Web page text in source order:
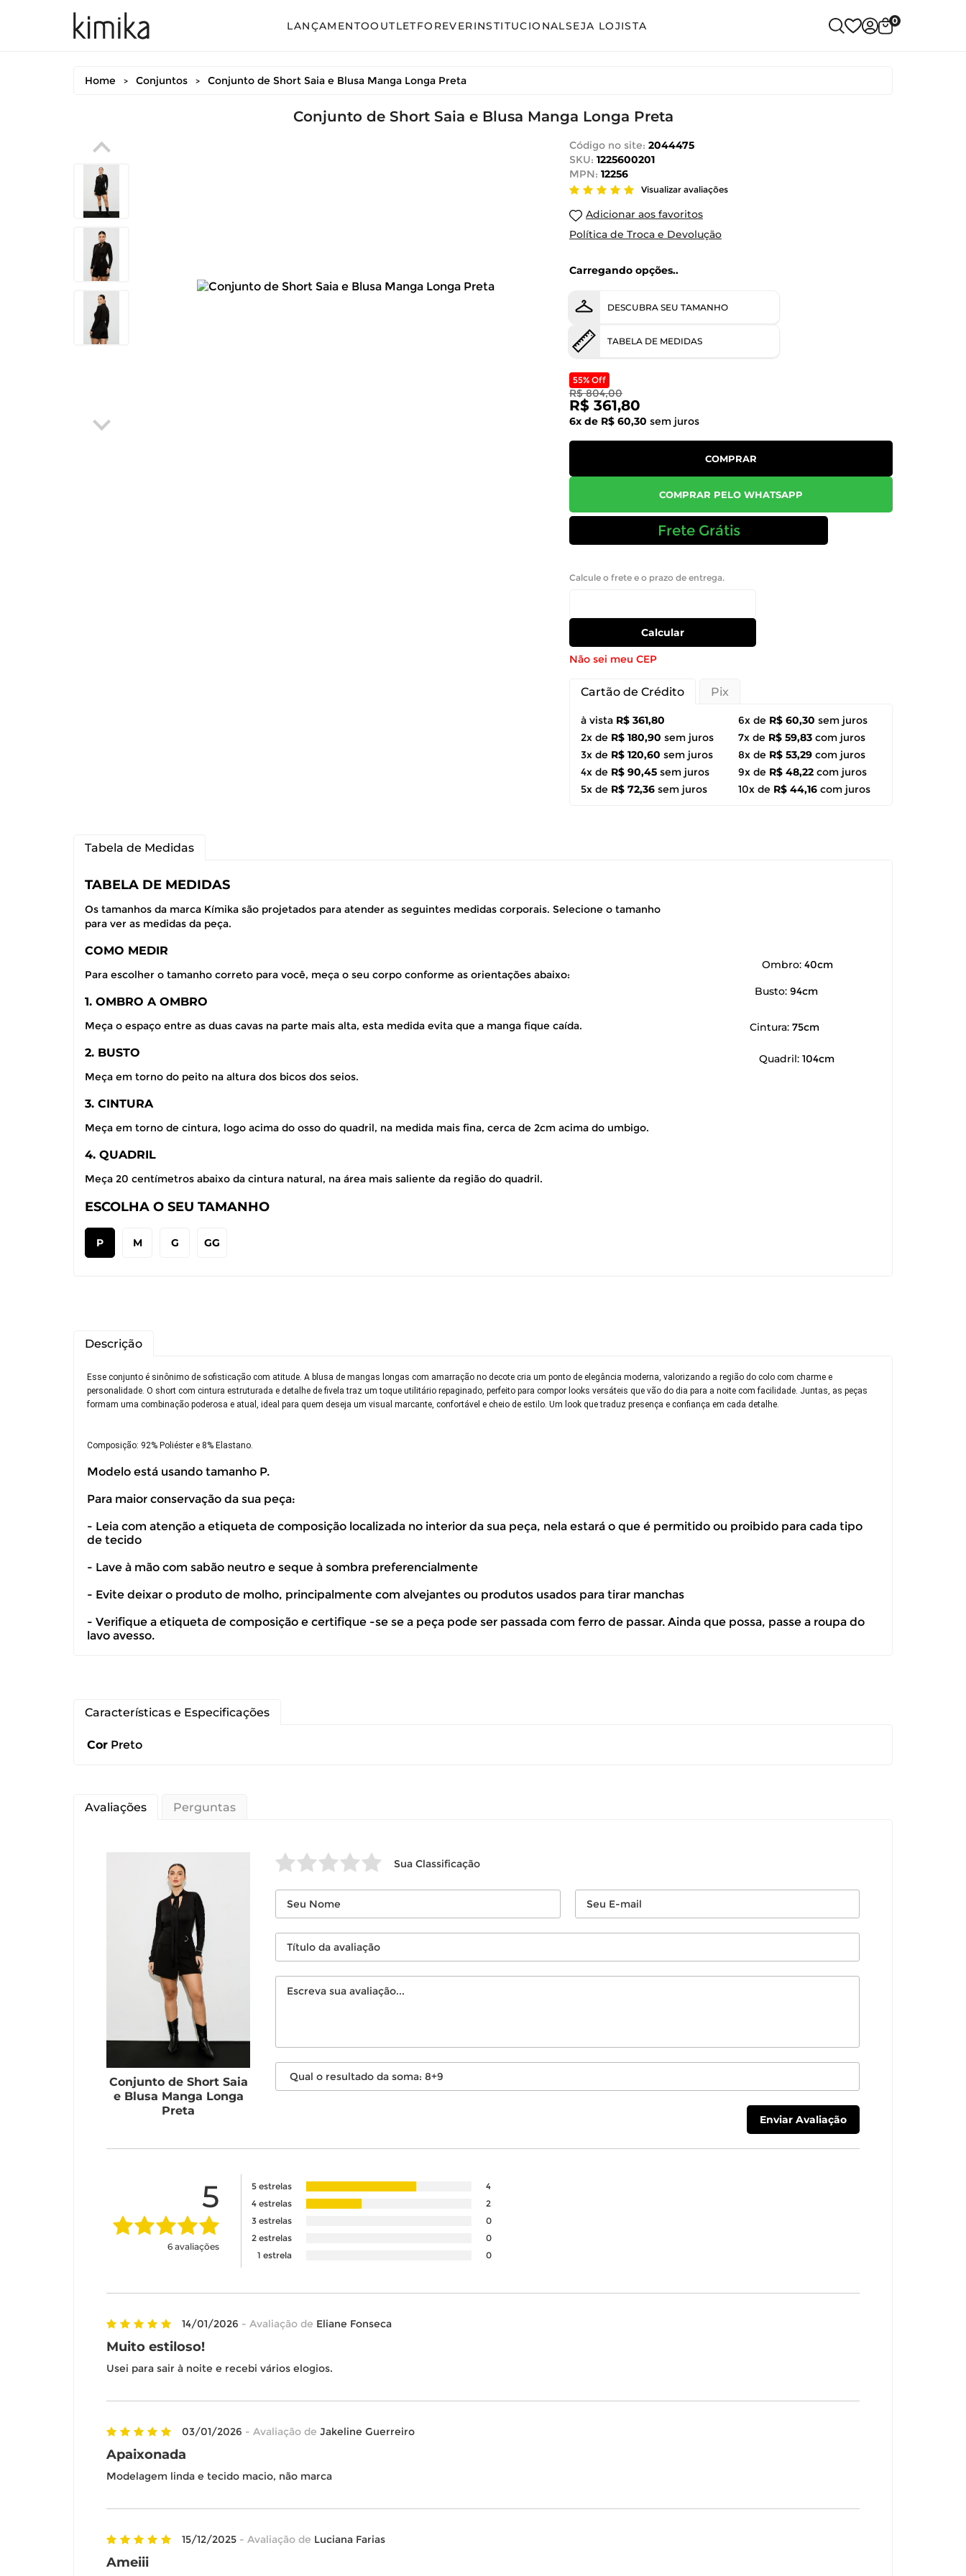
Você pode devolver este produto gratuitamente.
devolução caso seu produto esteja sem uso.
LANÇAMENTO
Conjunto Calça
Conjunto Saia
OUTLET
Conjunto Calça
Conjunto Saia
FOREVERINSTITUCIONALSEJA LOJISTA 0
Home > Conjuntos > Conjunto de Short Saia e Blusa Manga Longa Preta
Conjunto de Short Saia e Blusa Manga Longa Preta
Código no site: 2044475
SKU: 1225600201
MPN: 12256
Visualizar avaliações
Adicionar aos favoritos
Política de Troca e Devolução
Carregando opções..
DESCUBRA SEU TAMANHO
TABELA DE MEDIDAS
55% Off
R$ 804,00
R$ 361,80
6x de R$ 60,30 sem juros
COMPRAR
COMPRAR PELO WHATSAPP
Frete Grátis
Calcule o frete e o prazo de entrega.
Calcular
Não sei meu CEP
Cartão de Crédito Pix
à vista R$ 361,80
2x de R$ 180,90 sem juros
3x de R$ 120,60 sem juros
4x de R$ 90,45 sem juros
5x de R$ 72,36 sem juros
6x de R$ 60,30 sem juros
7x de R$ 59,83 com juros
8x de R$ 53,29 com juros
9x de R$ 48,22 com juros
10x de R$ 44,16 com juros
Tabela de Medidas
TABELA DE MEDIDAS
Os tamanhos da marca Kímika são projetados para atender as seguintes medidas corporais. Selecione o tamanho
para ver as medidas da peça.
COMO MEDIR
Para escolher o tamanho correto para você, meça o seu corpo conforme as orientações abaixo:
1. OMBRO A OMBRO
Meça o espaço entre as duas cavas na parte mais alta, esta medida evita que a manga fique caída.
2. BUSTO
Meça em torno do peito na altura dos bicos dos seios.
3. CINTURA
Meça em torno de cintura, logo acima do osso do quadril, na medida mais fina, cerca de 2cm acima do umbigo.
4. QUADRIL
Meça 20 centímetros abaixo da cintura natural, na área mais saliente da região do quadril.
ESCOLHA O SEU TAMANHO
P M G GG
Ombro: 40cm
Busto: 94cm
Cintura: 75cm
Quadril: 104cm
Descrição
Esse conjunto é sinônimo de sofisticação com atitude. A blusa de mangas longas com amarração no decote cria um ponto de elegância moderna, valorizando a região do colo com charme e
personalidade. O short com cintura estruturada e detalhe de fivela traz um toque utilitário repaginado, perfeito para compor looks versáteis que vão do dia para a noite com facilidade. Juntas, as peças
formam uma combinação poderosa e atual, ideal para quem deseja um visual marcante, confortável e cheio de estilo. Um look que traduz presença e confiança em cada detalhe.
Composição: 92% Poliéster e 8% Elastano.
Modelo está usando tamanho P.
Para maior conservação da sua peça:
- Leia com atenção a etiqueta de composição localizada no interior da sua peça, nela estará o que é permitido ou proibido para cada tipo
de tecido
- Lave à mão com sabão neutro e seque à sombra preferencialmente
- Evite deixar o produto de molho, principalmente com alvejantes ou produtos usados para tirar manchas
- Verifique a etiqueta de composição e certifique -se se a peça pode ser passada com ferro de passar. Ainda que possa, passe a roupa do
lavo avesso.
Características e Especificações
Cor Preto
Avaliações Perguntas
Conjunto de Short Saia
e Blusa Manga Longa
Preta
Sua Classificação
5
6 avaliações
5 estrelas
4
4 estrelas
2
3 estrelas
0
2 estrelas
0
1 estrela
0
14/01/2026 - Avaliação de Eliane Fonseca
Muito estiloso!
Usei para sair à noite e recebi vários elogios.
03/01/2026 - Avaliação de Jakeline Guerreiro
Apaixonada
Modelagem linda e tecido macio, não marca
15/12/2025 - Avaliação de Luciana Farias
Ameiii